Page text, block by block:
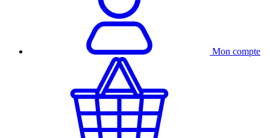
Mon compte